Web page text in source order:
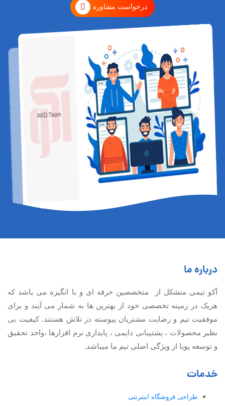
درخواست مشاوره
درباره ما
آكو تيمی متشکل از متخصصین حرفه ای و با انگیزه می باشد که
هریک در زمینه تخصصی خود از بهترین ها به شمار می آیند و برای
موفقیت تيم و رضایت مشتریان پیوسته در تلاش هستند. کیفیت بی
نظير محصولات ، پشتیبانی دايمی ، پایداری نرم افزارها ،واحد تحقیق
و توسعه پویا از ویژگی اصلی تیم ما میباشد.
خدمات
طراحی فروشگاه اینترنتی